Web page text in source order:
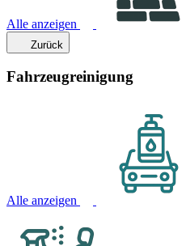
Alle anzeigen
Zurück
Fahrzeugreinigung
Alle anzeigen